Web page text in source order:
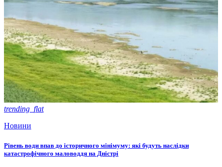
trending_flat
Новини
Рівень води впав до історичного мінімуму: які будуть наслідки
катастрофічного маловоддя на Дністрі